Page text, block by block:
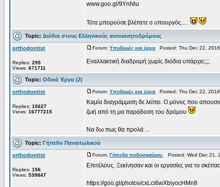
www.goo.gl/9YnNlu
Τότε μπορούσε βλέπετε ο υπουργός.....
Topic: Διόδια στους Ελληνικούς αυτοκινητοδρόμους
orthodontist
Replies: 295
Views: 671711
Forum: Υποδομές και έργα Posted: Thu Dec 22,
Εναλλακτική διαδρομή χωρίς διόδια υπάρχει;;;;
Topic: Οδικά Έργα (2)
orthodontist
Replies: 10627
Views: 16777215
Forum: Υποδομές και έργα Posted: Thu Dec 22,
Καμία διαγράμμιση δε λείπει. Ο μόνος που
ζωή από τη μα παράδοση του δρόμου
Να δω πως θα προλά ...
Topic: Γήπεδο Παναιτωλικού
orthodontist
Replies: 156
Views: 539847
Forum: Γήπεδα ποδοσφαίρου Posted: Wed Dec 21,
Επιτέλους. Ξεκίνησαν και οι εργασίες για το
https://goo.gl/photos/cxLci6wXbiyocHMn8